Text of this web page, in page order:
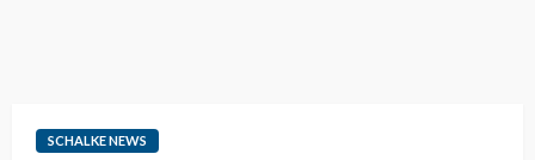
SCHALKE NEWS